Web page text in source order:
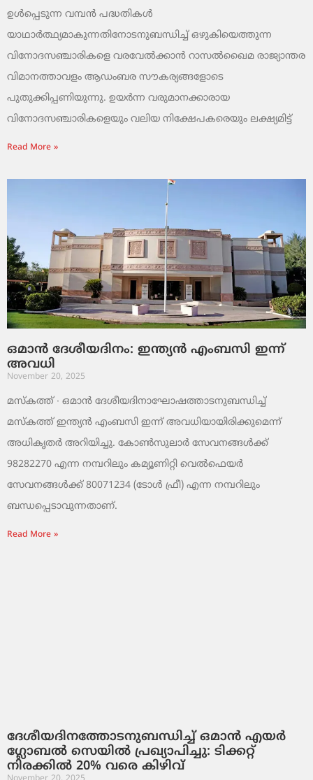
ഉൾപ്പെടുന്ന വമ്പൻ പദ്ധതികൾ
യാഥാർത്ഥ്യമാകുന്നതിനോടനുബന്ധിച്ച് ഒഴുകിയെത്തുന്ന
വിനോദസഞ്ചാരികളെ വരവേൽക്കാൻ റാസൽഖൈമ രാജ്യാന്തര
വിമാനത്താവളം ആഡംബര സൗകര്യങ്ങളോടെ
പുതുക്കിപ്പണിയുന്നു. ഉയർന്ന വരുമാനക്കാരായ
വിനോദസഞ്ചാരികളെയും വലിയ നിക്ഷേപകരെയും ലക്ഷ്യമിട്ട്
Read More »
ഒമാൻ ദേശീയദിനം: ഇന്ത്യൻ എംബസി ഇന്ന്
അവധി
November 20, 2025
മസ്‌കത്ത് ∙ ഒമാൻ ദേശീയദിനാഘോഷത്താടനുബന്ധിച്ച്
മസ്‌കത്ത് ഇന്ത്യൻ എംബസി ഇന്ന് അവധിയായിരിക്കുമെന്ന്
അധികൃതർ അറിയിച്ചു. കോൺസുലാർ സേവനങ്ങൾക്ക്
98282270 എന്ന നമ്പറിലും കമ്യൂണിറ്റി വെൽഫെയർ
സേവനങ്ങൾക്ക് 80071234 (ടോൾ ഫ്രീ) എന്ന നമ്പറിലും
ബന്ധപ്പെടാവുന്നതാണ്.
Read More »
ദേശീയദിനത്തോടനുബന്ധിച്ച് ഒമാൻ എയർ
ഗ്ലോബൽ സെയിൽ പ്രഖ്യാപിച്ചു: ടിക്കറ്റ്
നിരക്കിൽ 20% വരെ കിഴിവ്